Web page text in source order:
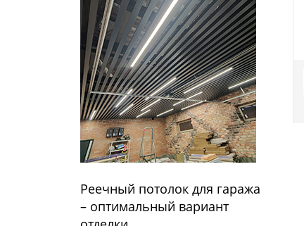
Реечный потолок для гаража
– оптимальный вариант